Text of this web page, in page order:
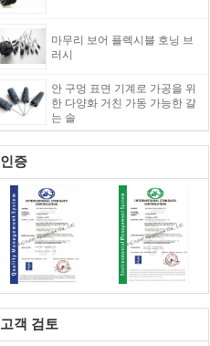
마무리 보어 플렉시블 호닝 브
러시
안 구멍 표면 기계로 가공을 위
한 다양화 거친 가동 가능한 갈
는 솔
인증
고객 검토